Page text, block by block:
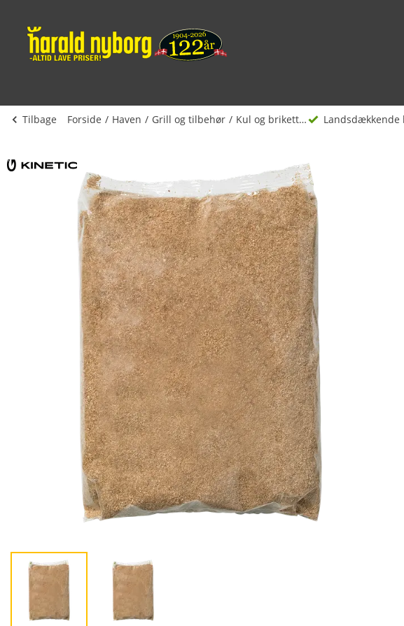
Tilbage Forside Haven Grill og tilbehør Kul og briketter Landsdækkende